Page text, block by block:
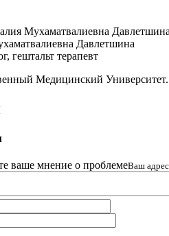
Давлетшина
гештальт терапевт
Медицинский
ваше мнение о проблемеВаш адрес